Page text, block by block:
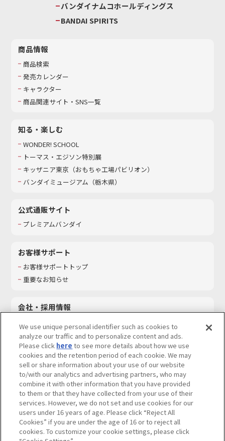
バンダイナムコホールディングス
BANDAI SPIRITS
商品情報
商品検索
発売カレンダー
キャラクター
商品関連サイト・SNS一覧
知る・楽しむ
WONDER! SCHOOL
トーマス・エジソン特別展
キッザニア東京（おもちゃ工場パビリオン）​
バンダイミュージアム（栃木県）
公式通販サイト
プレミアムバンダイ
お客様サポート
お客様サポートトップ
重要なお知らせ
会社・採用情報
採用情報
サステナビリティ
お問い合わせ
ウェブサイトご利用条件 ソーシャルメディアポリシー
個人情報及び特定個人情報等の取り扱いに関する保護方針
Do Not Sell or Share My Personal Information著作権・商標について
We use unique personal identifier such as cookies to
analyze our traffic and to personalize content and ads.
Please click here to see more details about how we use
cookies and the retention period of each cookie. We may
sell or share information about your use of our website
to/with our analytics and advertising partners, who may
combine it with other information that you have provided
to them or that they have collected from your use of their
services. However, we do not set and use cookies for our
users under 16 years of age. Please click “Reject All
Cookies” if you are under the age of 16 or to reject all
cookies. To customize your cookie settings, please click